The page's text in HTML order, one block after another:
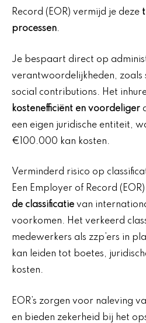
Record (EOR) vermijd je deze
processen.
Je bespaart direct op
verantwoordelijkheden, zoals
social contributions. Het
kostenefficiënt en voordeliger
een eigen juridische entiteit,
€100.000 kan kosten.
Verminderd risico op
Een Employer of Record
de classificatie van
voorkomen. Het verkeerd
medewerkers als zzp’ers in
kan leiden tot boetes,
kosten.
EOR’s zorgen voor naleving
en bieden zekerheid bij het